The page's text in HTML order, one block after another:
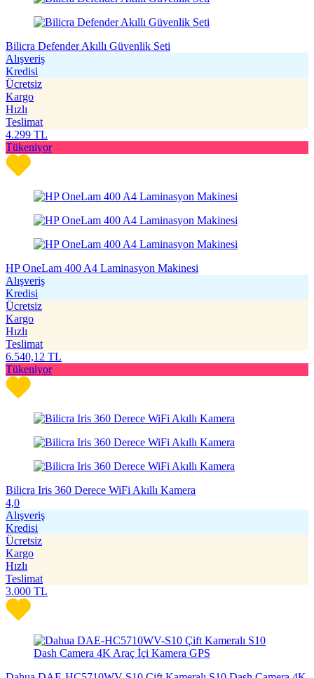
Bilicra Defender Akıllı Güvenlik Seti
Alışveriş
Kredisi
Ücretsiz
Kargo
Hızlı
Teslimat
4.299 TL
Tükeniyor
HP OneLam 400 A4 Laminasyon Makinesi
Alışveriş
Kredisi
Ücretsiz
Kargo
Hızlı
Teslimat
6.540,12 TL
Tükeniyor
Bilicra Iris 360 Derece WiFi Akıllı Kamera
4,0
Alışveriş
Kredisi
Ücretsiz
Kargo
Hızlı
Teslimat
3.000 TL